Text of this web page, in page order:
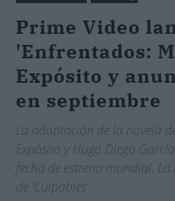
Prime Video
'Enfrentados:
Expósito y
en septiembre
La adaptación de la novela
Expósito y Hugo Diego
fecha de estreno mundial.
de 'Culpables'.